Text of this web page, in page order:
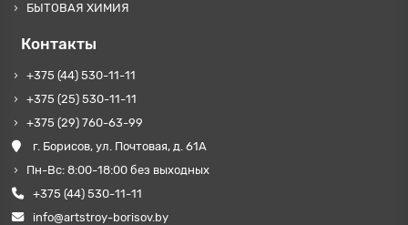
БЫТОВАЯ ХИМИЯ
Контакты
+375 (44) 530-11-11
+375 (25) 530-11-11
+375 (29) 760-63-99
г. Борисов, ул. Почтовая, д. 61А
Пн-Вс: 8:00-18:00 без выходных
+375 (44) 530-11-11
info@artstroy-borisov.by